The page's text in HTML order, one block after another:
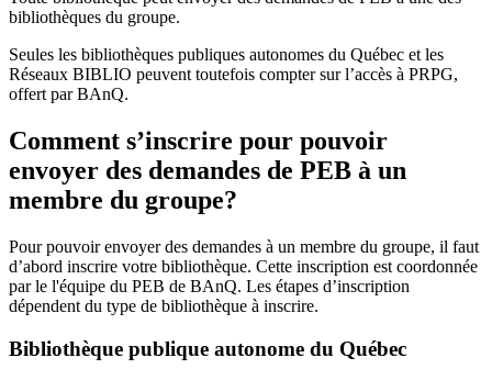
bibliothèques du groupe.
Seules les bibliothèques publiques autonomes du Québec et les
Réseaux BIBLIO peuvent toutefois compter sur l’accès à PRPG,
offert par BAnQ.
Comment s’inscrire pour pouvoir
envoyer des demandes de PEB à un
membre du groupe?
Pour pouvoir envoyer des demandes à un membre du groupe, il faut
d’abord inscrire votre bibliothèque. Cette inscription est coordonnée
par le l'équipe du PEB de BAnQ. Les étapes d’inscription
dépendent du type de bibliothèque à inscrire.
Bibliothèque publique autonome du Québec